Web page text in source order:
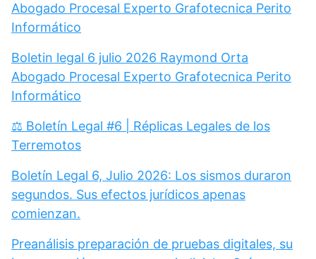
Abogado Procesal Experto Grafotecnica Perito
Informático
Boletin legal 6 julio 2026 Raymond Orta
Abogado Procesal Experto Grafotecnica Perito
Informático
⚖️ Boletín Legal #6 | Réplicas Legales de los
Terremotos
Boletín Legal 6, Julio 2026: Los sismos duraron
segundos. Sus efectos jurídicos apenas
comienzan.
Preanálisis preparación de pruebas digitales, su